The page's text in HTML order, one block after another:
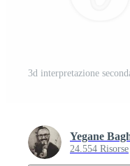
Yegane
24.554 Risorse